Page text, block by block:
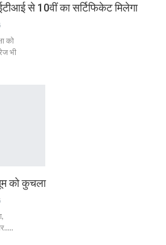
से 10वीं का सर्टिफिकेट मिलेगा
को
भी
को कुचला